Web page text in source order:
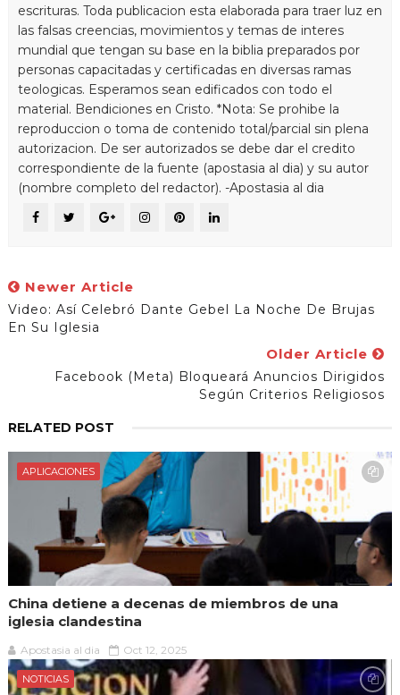
escrituras. Toda publicacion esta elaborada para traer luz en
las falsas creencias, movimientos y temas de interes
mundial que tengan su base en la biblia preparados por
personas capacitadas y certificadas en diversas ramas
teologicas. Esperamos sean edificados con todo el
material. Bendiciones en Cristo. *Nota: Se prohibe la
reproduccion o toma de contenido total/parcial sin plena
autorizacion. De ser autorizados se debe dar el credito
correspondiente de la fuente (apostasia al dia) y su autor
(nombre completo del redactor). -Apostasia al dia
Newer Article
Video: Así Celebró Dante Gebel La Noche De Brujas
En Su Iglesia
Older Article
Facebook (meta) Bloqueará Anuncios Dirigidos
Según Criterios Religiosos
RELATED POST
APLICACIONES
China detiene a decenas de miembros de una
iglesia clandestina
Apostasia al dia Oct 12, 2025
NOTICIAS